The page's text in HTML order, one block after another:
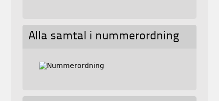
Alla samtal i nummerordning